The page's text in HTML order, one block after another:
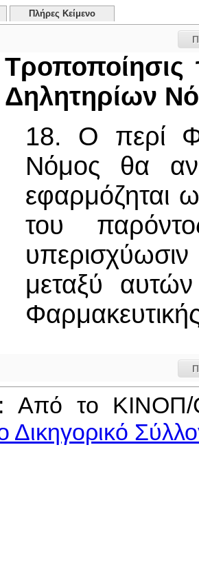
Πλήρες Κείμενο
Τροποποίησις
Δηλητηρίων
18. Ο περί
Νόμος θα
εφαρμόζηται
του
μεταξύ
: Από το
Δικηγορικό